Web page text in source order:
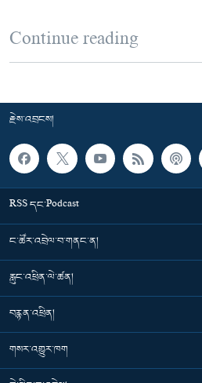
Continue reading
རྗེས་འབྲངས།
RSS དང་Podcast
ང་ཚོར་འབྲེལ་བ་གནང་ན།
རླུང་འཕྲིན་ལེ་ཚན།
བརྙན་འཕྲིན།
གསར་འགྱུར་ཁག